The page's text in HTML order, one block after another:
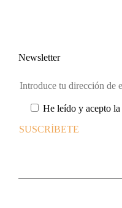
Newsletter
He leído y acepto la